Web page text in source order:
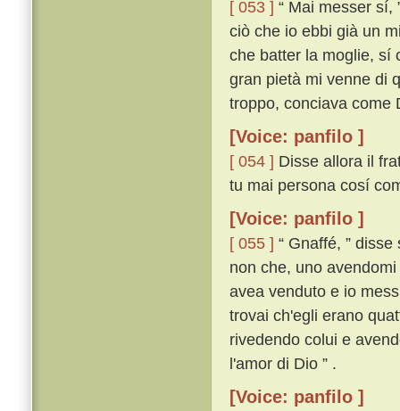
[ 053 ] “ Mai messer sí,
ciò che io ebbi già un
che batter la moglie, sí
gran pietà mi venne di
troppo, conciava come
[Voice: panfilo ]
[ 054 ] Disse allora il
tu mai persona cosí
[Voice: panfilo ]
[ 055 ] “ Gnaffé, ”
non che, uno
avea venduto e io
trovai ch'egli erano
rivedendo colui e
l'amor di Dio ” .
[Voice: panfilo ]